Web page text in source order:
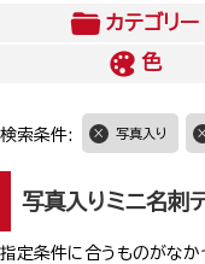
カテゴリー
色
検索条件: 写真入り
写真入りミニ名刺
指定条件に合うものがなか